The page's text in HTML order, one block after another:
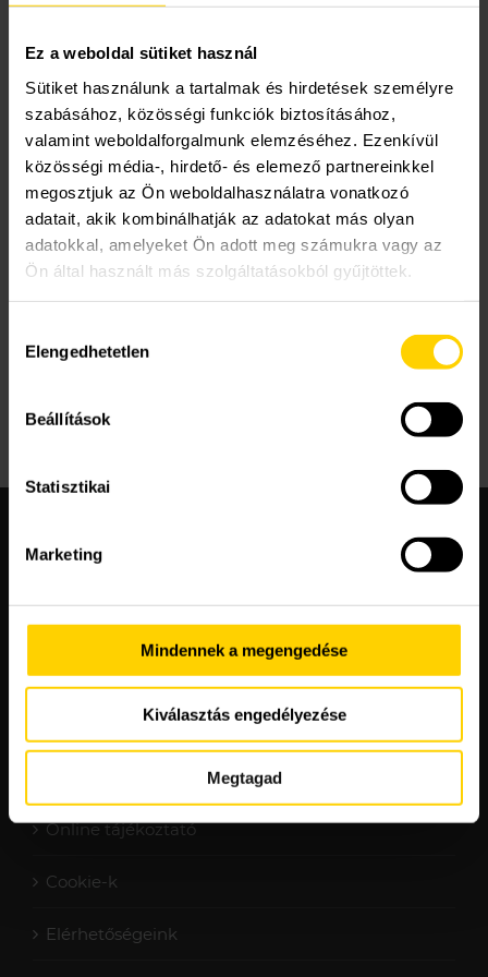
Ez a weboldal sütiket használ
Sütiket használunk a tartalmak és hirdetések személyre
szabásához, közösségi funkciók biztosításához,
valamint weboldalforgalmunk elemzéséhez. Ezenkívül
közösségi média-, hirdető- és elemező partnereinkkel
megosztjuk az Ön weboldalhasználatra vonatkozó
adatait, akik kombinálhatják az adatokat más olyan
adatokkal, amelyeket Ön adott meg számukra vagy az
Ön által használt más szolgáltatásokból gyűjtöttek.
kiválasztása
Elengedhetetlen
Beállítások
Statisztikai
Marketing
Mindennek a megengedése
Kiválasztás engedélyezése
Megtagad
Lakossági szerviz
Cégtörténet
Elérhetőségeink
Működni fog az eTwist
internet nélkül is?
Az eTwist termosztát internetkapcsolat nélkül is
használható. Az alkalmazás azonban nem
használható az eTwist távoli vezérlésére az eTwist és
az internethez csatlakoztatott mobileszköz nélkül.
Kristofáltal | 2022.04.26. | 0 hozzászólás
Adatvédelmi nyilatkozat
Online tájékoztató
Cookie-k
Elérhetőségeink